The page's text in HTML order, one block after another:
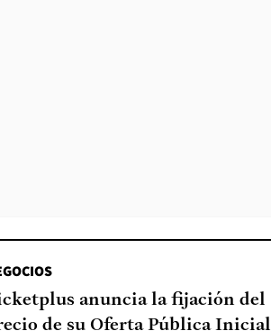
anuncia la fijación del
de su Oferta Pública Inicial